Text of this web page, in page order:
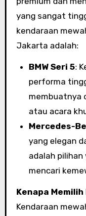
yang sangat
kendaraan
Jakarta adalah:
BMW Seri 5:
performa
membuatnya
atau acara
Mercedes-
yang elegan
adalah
mencari
Kenapa
Kendaraan